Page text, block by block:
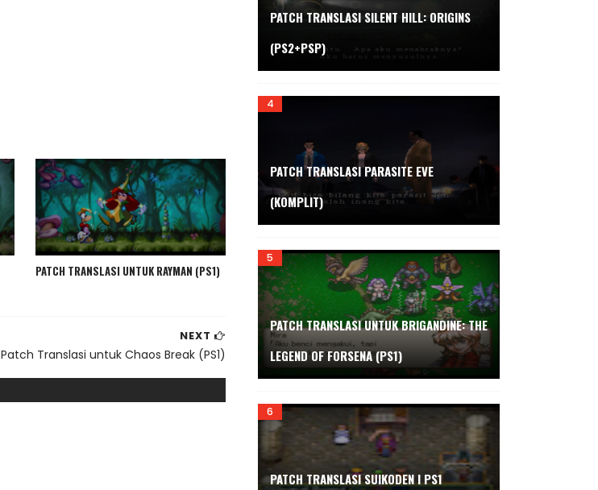
PATCH TRANSLASI UNTUK RAYMAN (PS1)
NEXT
Patch Translasi untuk Chaos Break (PS1)
PATCH TRANSLASI SILENT HILL: ORIGINS
(PS2+PSP)
PATCH TRANSLASI PARASITE EVE
(KOMPLIT)
PATCH TRANSLASI UNTUK BRIGANDINE: THE
LEGEND OF FORSENA (PS1)
PATCH TRANSLASI SUIKODEN I PS1